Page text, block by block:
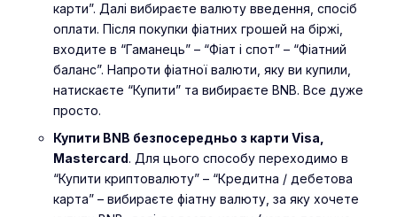
карти”. Далі вибираєте валюту введення, спосіб
оплати. Після покупки фіатних грошей на біржі,
входите в “Гаманець” – “Фіат і спот” – “Фіатний
баланс”. Напроти фіатної валюти, яку ви купили,
натискаєте “Купити” та вибираєте BNB. Все дуже
просто.
Купити BNB безпосередньо з карти Visa,
Mastercard. Для цього способу переходимо в
“Купити криптовалюту” – “Кредитна / дебетова
карта” – вибираєте фіатну валюту, за яку хочете